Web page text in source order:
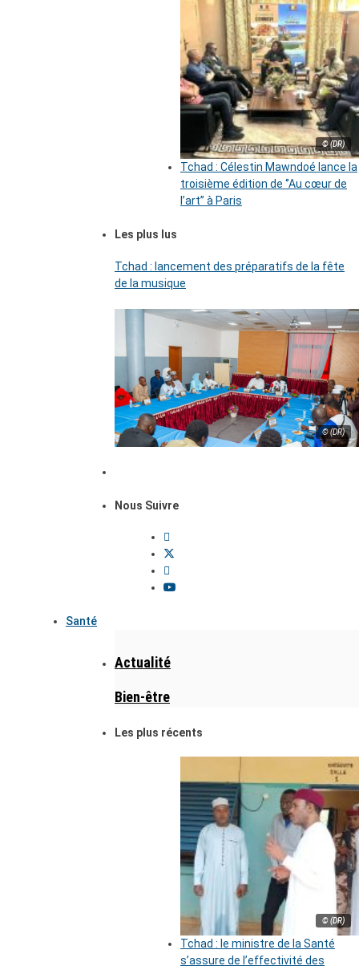
© (DR)
Tchad : Célestin Mawndoé lance la
troisième édition de ‘’Au cœur de
l’art’’ à Paris
Les plus lus
Tchad : lancement des préparatifs de la fête
de la musique
© (DR)
Nous Suivre
Santé
Actualité
Bien-être
Les plus récents
© (DR)
Tchad : le ministre de la Santé
s’assure de l’effectivité des